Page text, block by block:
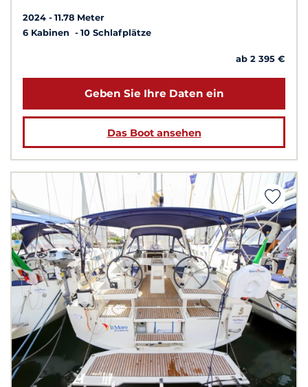
2024
11.78 Meter
6 Kabinen
10 Schlafplätze
ab 2 395 €
Geben Sie Ihre Daten ein
Das Boot ansehen